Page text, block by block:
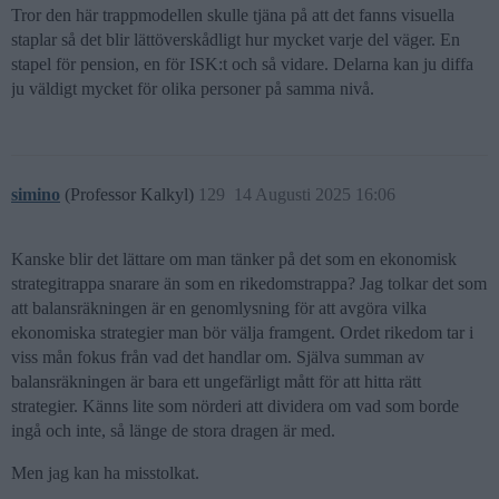
Tror den här trappmodellen skulle tjäna på att det fanns visuella
staplar så det blir lättöverskådligt hur mycket varje del väger. En
stapel för pension, en för ISK:t och så vidare. Delarna kan ju diffa
ju väldigt mycket för olika personer på samma nivå.
simino (Professor Kalkyl) 14 Augusti 2025 16:06
129
Kanske blir det lättare om man tänker på det som en ekonomisk
strategitrappa snarare än som en rikedomstrappa? Jag tolkar det som
att balansräkningen är en genomlysning för att avgöra vilka
ekonomiska strategier man bör välja framgent. Ordet rikedom tar i
viss mån fokus från vad det handlar om. Själva summan av
balansräkningen är bara ett ungefärligt mått för att hitta rätt
strategier. Känns lite som nörderi att dividera om vad som borde
ingå och inte, så länge de stora dragen är med.
Men jag kan ha misstolkat.